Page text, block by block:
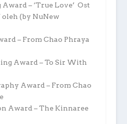
Award – ‘True Love’ Ost
oleh (by NuNew
– From Chao Phraya
Award – To Sir With
Award – From Chao
Award – The Kinnaree